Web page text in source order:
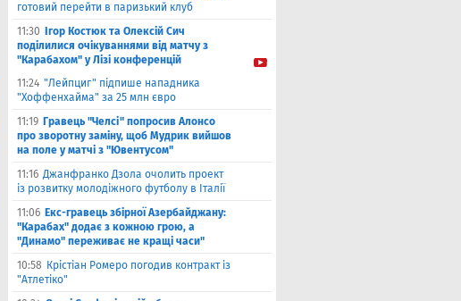
готовий перейти в паризький клуб
11:30
Ігор Костюк та Олексій Сич
поділилися очікуваннями від матчу з
"Карабахом" у Лізі конференцій
11:24 "Лейпциг" підпише нападника
"Хоффенхайма" за 25 млн євро
11:19 Гравець "Челсі" попросив Алонсо
про зворотну заміну, щоб Мудрик вийшов
на поле у ​​матчі з "Ювентусом"
11:16 Джанфранко Дзола очолить проект
із розвитку молодіжного футболу в Італії
11:06 Екс-гравець збірної Азербайджану:
"Карабах" додає з кожною грою, а
"Динамо" переживає не кращі часи"
10:58 Крістіан Ромеро погодив контракт із
"Атлетіко"